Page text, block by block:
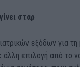
σταρ
εξόδων για τη
άλλη επιλογή από το